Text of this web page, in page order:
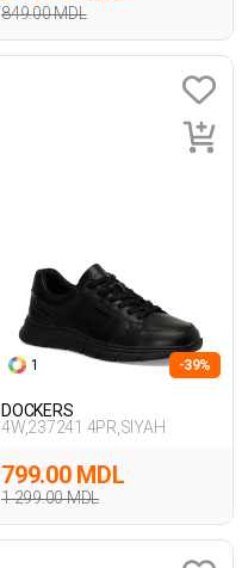
849.00 MDL
1 -39%
DOCKERS
4W,237241 4PR,SIYAH
1 299.00 MDL
799.00 MDL